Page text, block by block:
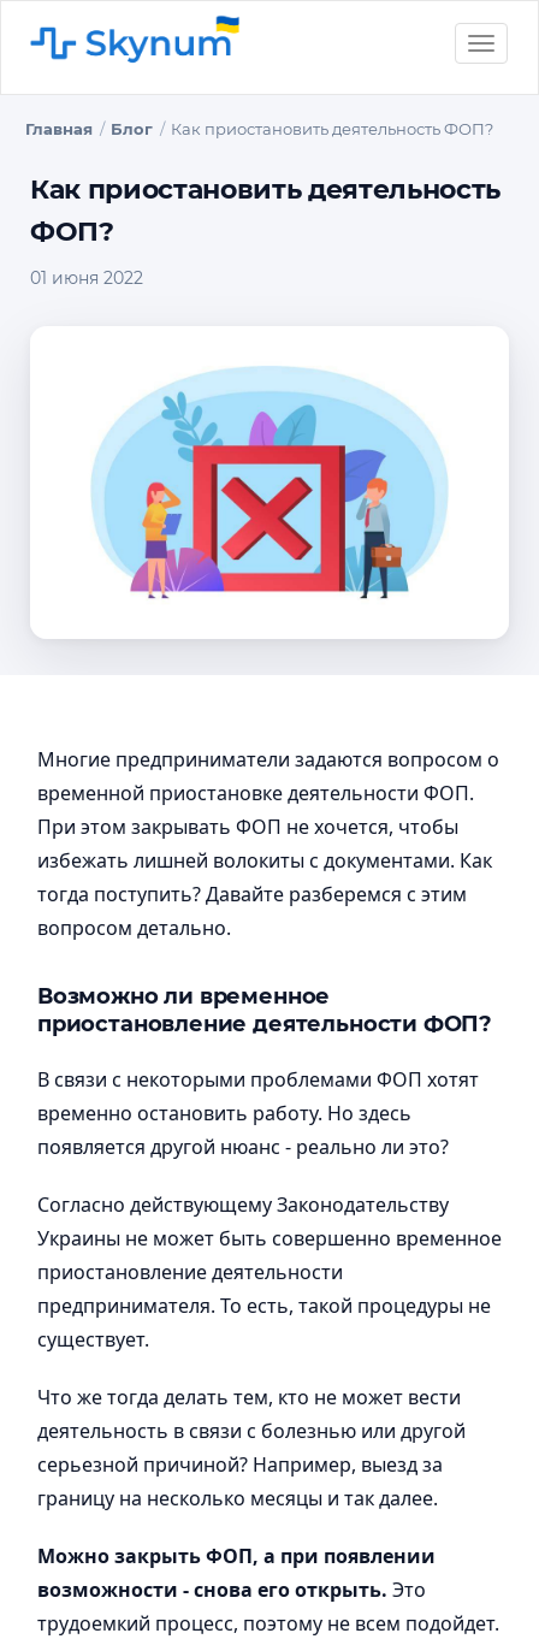
Toggle
Главная Блог Как приостановить деятельность ФОП?
Как приостановить деятельность
ФОП?
01 июня 2022
Многие предприниматели задаются вопросом о
временной приостановке деятельности ФОП.
При этом закрывать ФОП не хочется, чтобы
избежать лишней волокиты с документами. Как
тогда поступить? Давайте разберемся с этим
вопросом детально.
Возможно ли временное
приостановление деятельности ФОП?
В связи с некоторыми проблемами ФОП хотят
временно остановить работу. Но здесь
появляется другой нюанс - реально ли это?
Согласно действующему Законодательству
Украины не может быть совершенно временное
приостановление деятельности
предпринимателя. То есть, такой процедуры не
существует.
Что же тогда делать тем, кто не может вести
деятельность в связи с болезнью или другой
серьезной причиной? Например, выезд за
границу на несколько месяцы и так далее.
Можно закрыть ФОП, а при появлении
возможности - снова его открыть. Это
трудоемкий процесс, поэтому не всем подойдет.